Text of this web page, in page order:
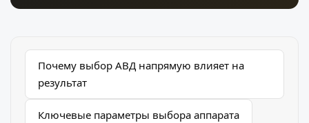
Почему выбор АВД напрямую влияет на
результат
Ключевые параметры выбора аппарата